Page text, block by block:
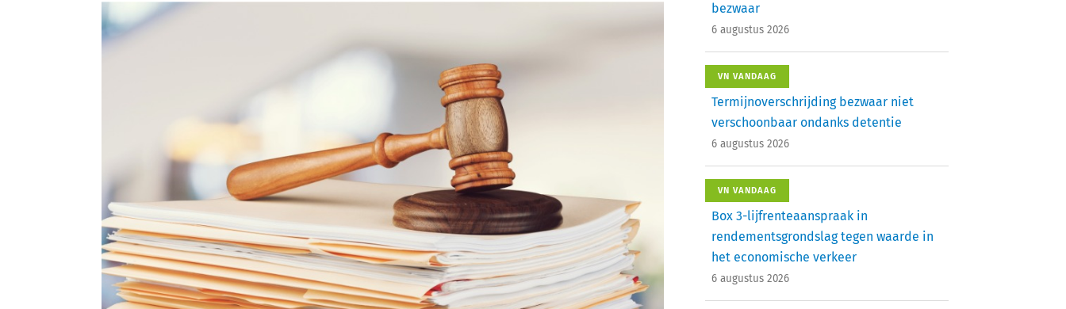
bezwaar
6 augustus 2026
VN VANDAAG
Termijnoverschrijding bezwaar niet
verschoonbaar ondanks detentie
6 augustus 2026
VN VANDAAG
Box 3-lijfrenteaanspraak in
rendementsgrondslag tegen waarde in
het economische verkeer
6 augustus 2026